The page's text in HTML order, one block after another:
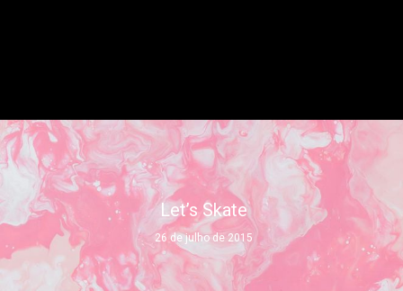
Let’s Skate
26 de julho de 2015